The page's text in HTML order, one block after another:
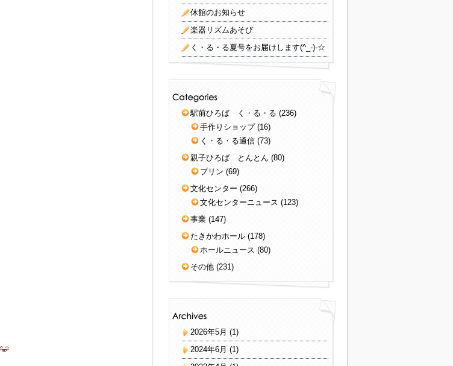
休館のお知らせ
楽器リズムあそび
く・る・る夏号をお届けします(^_-)-☆
駅前ひろば く・る・る (236)
手作りショップ(16)
く・る・る通信 (73)
親子ひろば とんとん (80)
プリン (69)
文化センター (266)
文化センターニュース (123)
事業 (147)
たきかわホール (178)
ホールニュース (80)
その他 (231)
2026年5月 (1)
2024年6月 (1)